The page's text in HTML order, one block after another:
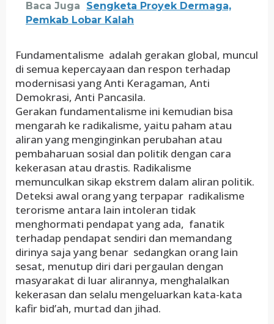
Baca Juga
Sengketa Proyek Dermaga,
Pemkab Lobar Kalah
Fundamentalisme adalah gerakan global, muncul
di semua kepercayaan dan respon terhadap
modernisasi yang Anti Keragaman, Anti
Demokrasi, Anti Pancasila.
Gerakan fundamentalisme ini kemudian bisa
mengarah ke radikalisme, yaitu paham atau
aliran yang menginginkan perubahan atau
pembaharuan sosial dan politik dengan cara
kekerasan atau drastis. Radikalisme
memunculkan sikap ekstrem dalam aliran politik.
Deteksi awal orang yang terpapar radikalisme
terorisme antara lain intoleran tidak
menghormati pendapat yang ada, fanatik
terhadap pendapat sendiri dan memandang
dirinya saja yang benar sedangkan orang lain
sesat, menutup diri dari pergaulan dengan
masyarakat di luar alirannya, menghalalkan
kekerasan dan selalu mengeluarkan kata-kata
kafir bid’ah, murtad dan jihad.